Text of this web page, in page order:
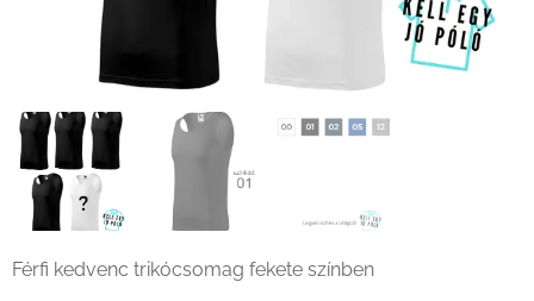
Férfi kedvenc trikócsomag fekete színben